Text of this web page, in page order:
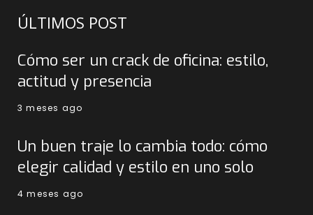
ÚLTIMOS POST
Cómo ser un crack de oficina: estilo,
actitud y presencia
3 meses ago
Un buen traje lo cambia todo: cómo
elegir calidad y estilo en uno solo
4 meses ago